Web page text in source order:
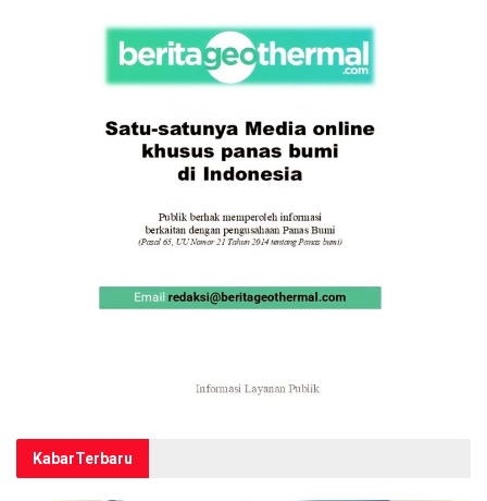
KabarTerbaru